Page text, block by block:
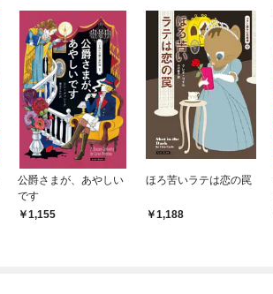
公爵さまが、あやしい
です
1,155
ほろ苦いラテは恋の罠
1,188